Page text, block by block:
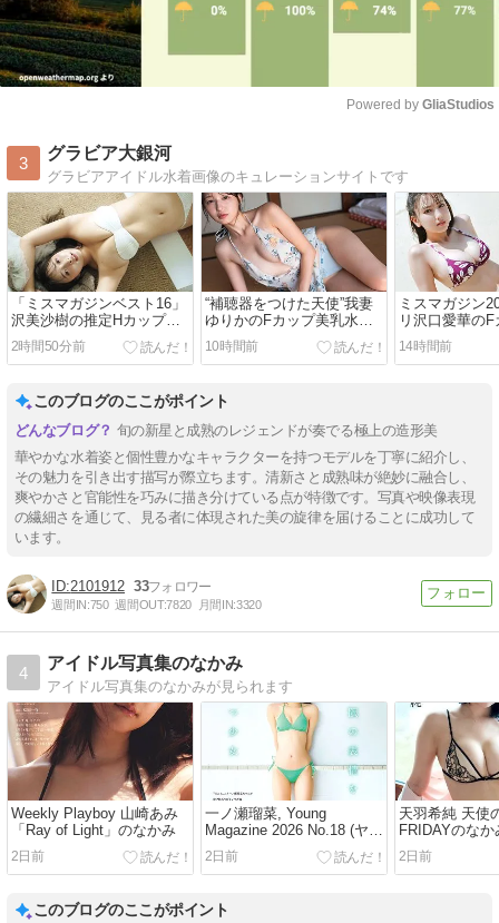
Powered by GliaStudios
3
グラビア大銀河
グラビアアイドル水着画像のキュレーションサイトです
「ミスマガジンベスト16」
沢美沙樹の推定Hカップ爆
乳水着画像【34：王道グラ
ビアの系譜を継ぐ新時代の
最高傑作】
2時間50分前
“補聴器をつけた天使”我妻
ゆりかのFカップ美乳水着
画像【11：無垢な笑顔と豊
潤ボディが誘う至福】
10時間前
ミスマガジン
リ沢口愛華の
水着画像【
の求心力で魅
極めたダイナ
14時間前
このブログのここがポイント
旬の新星と成熟のレジェンドが奏でる極上の造形美
華やかな水着姿と個性豊かなキャラクターを持つモデルを丁寧に紹介し、
その魅力を引き出す描写が際立ちます。清新さと成熟味が絶妙に融合し、
爽やかさと官能性を巧みに描き分けている点が特徴です。写真や映像表現
の繊細さを通じて、見る者に体現された美の旋律を届けることに成功して
います。
2101912 33
週間IN:750 週間OUT:7820 月間IN:3320
4
アイドル写真集のなかみ
アイドル写真集のなかみが見られます
Weekly Playboy 山崎あみ
「Ray of Light」のなかみ
2日前
一ノ瀬瑠菜, Young
Magazine 2026 No.18 (ヤン
グマガジン 2026年18号) 無
限の表情を持つ少女のなか
み
2日前
天羽希純 天使
FRIDAYのなか
2日前
このブログのここがポイント